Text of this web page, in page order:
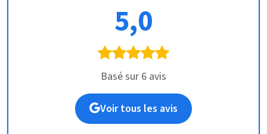
5,0
Basé sur 6 avis
Voir tous les avis